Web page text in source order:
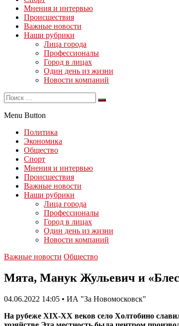
Мнения и интервью
Происшествия
Важные новости
Наши рубрики
Лица города
Профессионалы
Город в лицах
Один день из жизни
Новости компаний
Menu Button
Политика
Экономика
Общество
Спорт
Мнения и интервью
Происшествия
Важные новости
Наши рубрики
Лица города
Профессионалы
Город в лицах
Один день из жизни
Новости компаний
Важные новости Общество
Мята, Манук Жульевич и
04.06.2022 14:05 • ИА "За Новомосковск"
На рубеже XIX-XX веков село Холтобино